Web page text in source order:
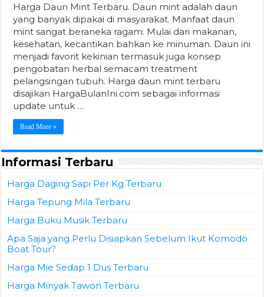
Harga Daun Mint Terbaru. Daun mint adalah daun
yang banyak dipakai di masyarakat. Manfaat daun
mint sangat beraneka ragam. Mulai dari makanan,
kesehatan, kecantikan bahkan ke minuman. Daun ini
menjadi favorit kekinian termasuk juga konsep
pengobatan herbal semacam treatment
pelangsingan tubuh. Harga daun mint terbaru
disajikan HargaBulanIni.com sebagai informasi
update untuk …
Read More »
Informasi Terbaru
Harga Daging Sapi Per Kg Terbaru
Harga Tepung Mila Terbaru
Harga Buku Musik Terbaru
Apa Saja yang Perlu Disiapkan Sebelum Ikut Komodo
Boat Tour?
Harga Mie Sedap 1 Dus Terbaru
Harga Minyak Tawon Terbaru